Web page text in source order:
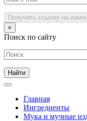
Получить ссылку на
×
Поиск по сайту
Главная
Ингредиенты
Мука и мучные